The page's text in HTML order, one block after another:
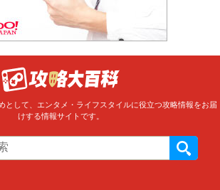
として、エンタメ・ライフスタイルに役立つ攻略情報をお届
けする情報サイトです。